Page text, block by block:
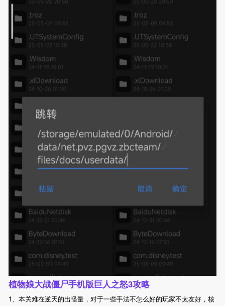
植物娘大战僵尸手机版巨人之怒3攻略
1、本关难在逆天的出怪量，对于一些手法不怎么好的玩家不太友好，核